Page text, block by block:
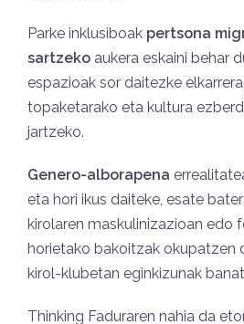
Parke inklusiboak pertsona
sartzeko aukera eskaini behar
espazioak sor daitezke
topaketarako eta kultura
jartzeko.
Genero-alborapena
eta hori ikus daiteke, esate
kirolaren maskulinizazioan edo
horietako bakoitzak okupatzen
kirol-klubetan eginkizunak
Thinking Faduraren nahia da